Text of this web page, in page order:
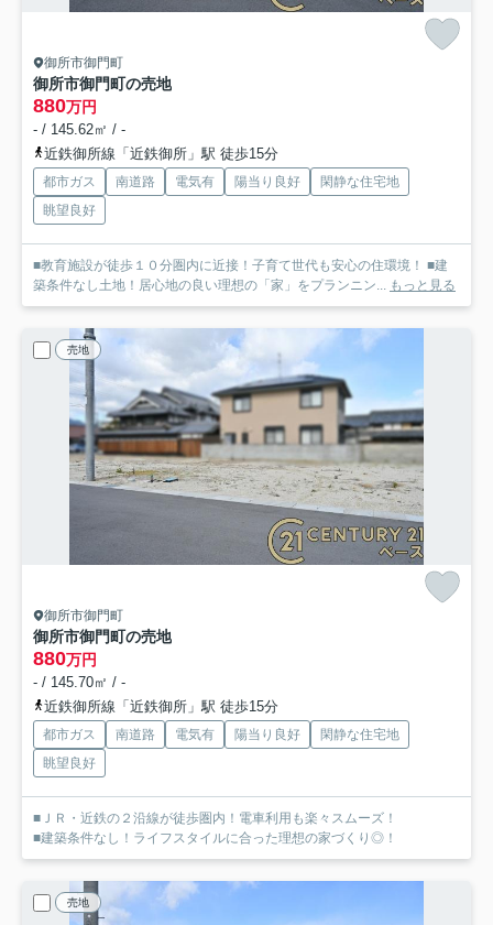
御所市御門町
御所市御門町の売地
880万円
- / 145.62㎡ / -
近鉄御所線「近鉄御所」駅 徒歩15分
都市ガス 南道路 電気有 陽当り良好
閑静な住宅地
眺望良好
■教育施設が徒歩１０分圏内に近接！子育て世代も安心の住環境！ ■建
築条件なし土地！居心地の良い理想の「家」をプランニン... もっと見る
売地
御所市御門町
御所市御門町の売地
880万円
- / 145.70㎡ / -
近鉄御所線「近鉄御所」駅 徒歩15分
都市ガス 南道路 電気有 陽当り良好
閑静な住宅地
眺望良好
■ＪＲ・近鉄の２沿線が徒歩圏内！電車利用も楽々スムーズ！
■建築条件なし！ライフスタイルに合った理想の家づくり◎！
売地